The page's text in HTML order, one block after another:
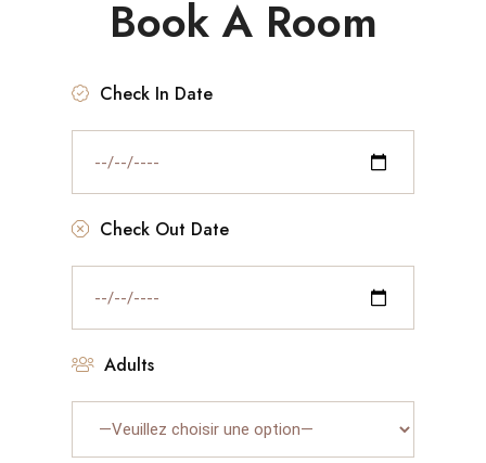
Book A Room
Check In Date
Check Out Date
Adults